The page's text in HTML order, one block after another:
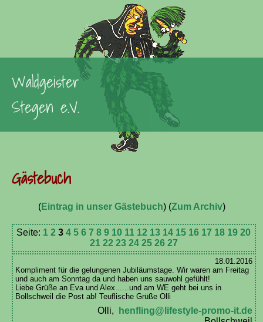
Waldgeister
Stegen e.V.
Gästebuch
(Eintrag in unser Gästebuch) (Zum Archiv)
Seite: 1 2 3 4 5 6 7 8 9 10 11 12 13 14 15 16 17 18 19 20
21 22 23 24 25 26 27
18.01.2016
Kompliment für die gelungenen Jubiläumstage. Wir waren am Freitag
und auch am Sonntag da und haben uns sauwohl gefühlt!
Liebe Grüße an Eva und Alex......und am WE geht bei uns in
Bollschweil die Post ab! Teuflische Grüße Olli
Olli,
henfling@lifestyle-promo-it.de